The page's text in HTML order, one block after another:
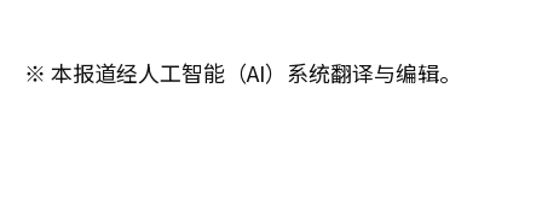
※ 本报道经人工智能（AI）系统翻译与编辑。